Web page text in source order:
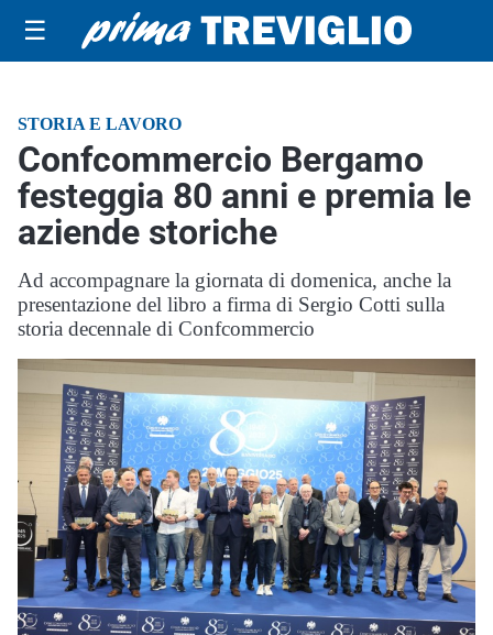
☰
STORIA E LAVORO
Confcommercio Bergamo
festeggia 80 anni e premia le
aziende storiche
Ad accompagnare la giornata di domenica, anche la
presentazione del libro a firma di Sergio Cotti sulla
storia decennale di Confcommercio